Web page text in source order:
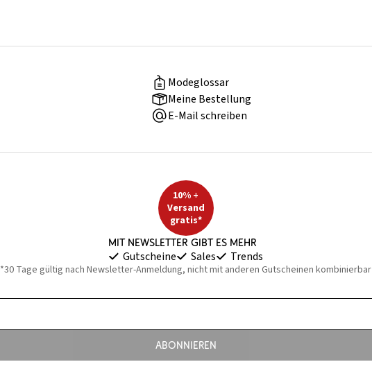
Modeglossar
Meine Bestellung
E-Mail schreiben
10% +
Versand
gratis*
Mit Newsletter gibt es mehr
Gutscheine Sales Trends
*30 Tage gültig nach Newsletter-Anmeldung, nicht mit anderen Gutscheinen kombinierbar
Abonnieren